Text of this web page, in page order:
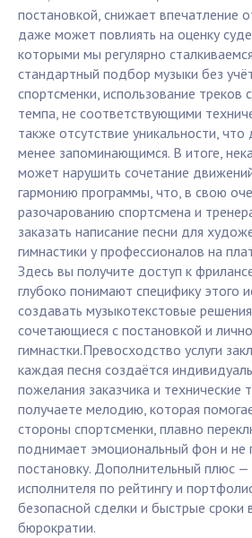
постановкой, снижает впечатление
даже может повлиять на оценку
которыми мы регулярно
стандартный подбор музыки без
спортсменки, использование треков
темпа, не соответствующими
также отсутствие уникальности,
менее запоминающимся. В итоге,
может нарушить сочетание
гармонию программы, что, в свою
разочарованию спортсмена и
заказать написание песни для
гимнастики у профессионалов на
Здесь вы получите доступ к
глубоко понимают специфику этого
создавать музыкотекстовые
сочетающиеся с постановкой и
гимнастки.Превосходство услуги
каждая песня создаётся
пожелания заказчика и технические
получаете мелодию, которая
стороны спортсменки, плавно
поднимает эмоциональный фон и не
постановку. Дополнительный плюс
исполнителя по рейтингу и
безопасной сделки и быстрые сроки
бюрократии.